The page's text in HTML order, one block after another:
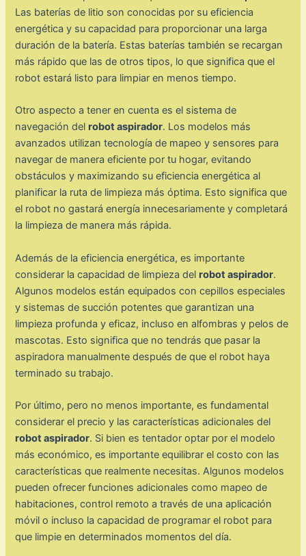
Las baterías de litio son conocidas por su eficiencia
energética y su capacidad para proporcionar una larga
duración de la batería. Estas baterías también se recargan
más rápido que las de otros tipos, lo que significa que el
robot estará listo para limpiar en menos tiempo.
Otro aspecto a tener en cuenta es el sistema de
navegación del robot aspirador. Los modelos más
avanzados utilizan tecnología de mapeo y sensores para
navegar de manera eficiente por tu hogar, evitando
obstáculos y maximizando su eficiencia energética al
planificar la ruta de limpieza más óptima. Esto significa que
el robot no gastará energía innecesariamente y completará
la limpieza de manera más rápida.
Además de la eficiencia energética, es importante
considerar la capacidad de limpieza del robot aspirador.
Algunos modelos están equipados con cepillos especiales
y sistemas de succión potentes que garantizan una
limpieza profunda y eficaz, incluso en alfombras y pelos de
mascotas. Esto significa que no tendrás que pasar la
aspiradora manualmente después de que el robot haya
terminado su trabajo.
Por último, pero no menos importante, es fundamental
considerar el precio y las características adicionales del
robot aspirador. Si bien es tentador optar por el modelo
más económico, es importante equilibrar el costo con las
características que realmente necesitas. Algunos modelos
pueden ofrecer funciones adicionales como mapeo de
habitaciones, control remoto a través de una aplicación
móvil o incluso la capacidad de programar el robot para
que limpie en determinados momentos del día.